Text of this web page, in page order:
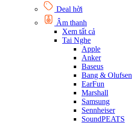
Deal hời
Âm thanh
Xem tất cả
Tai Nghe
Apple
Anker
Baseus
Bang & Olufsen
EarFun
Marshall
Samsung
Sennheiser
SoundPEATS